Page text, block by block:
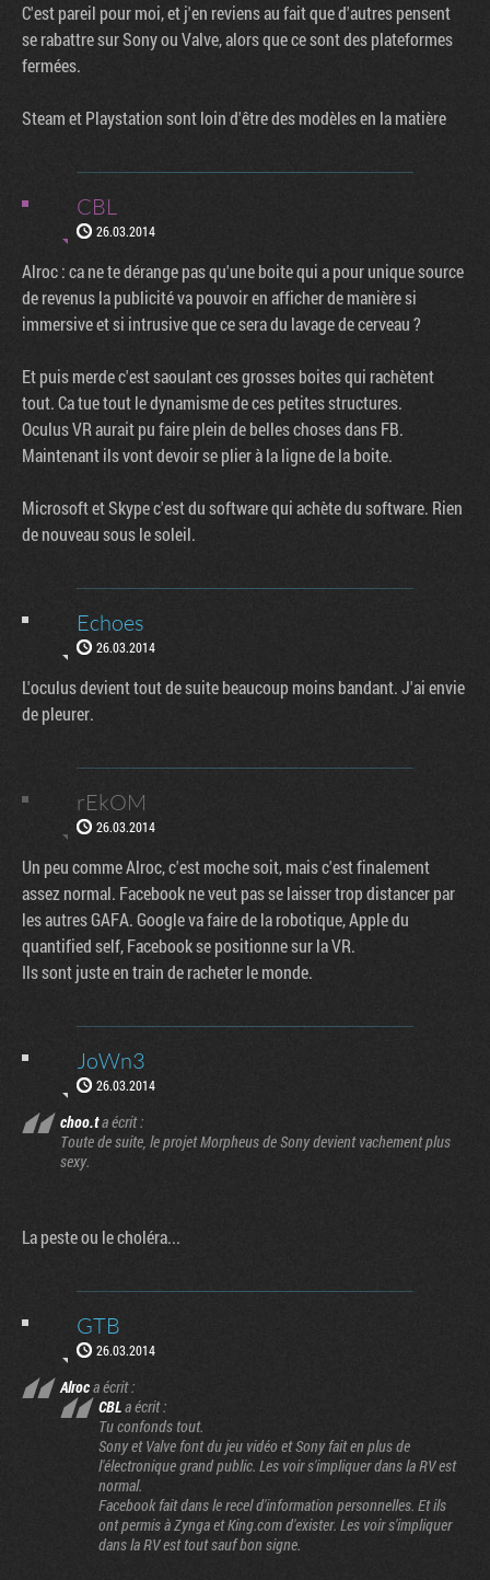
C'est pareil pour moi, et j'en reviens au fait que d'autres pensent
se rabattre sur Sony ou Valve, alors que ce sont des plateformes
fermées.
Steam et Playstation sont loin d'être des modèles en la matière
CBL
26.03.2014
Alroc : ca ne te dérange pas qu'une boite qui a pour unique source
de revenus la publicité va pouvoir en afficher de manière si
immersive et si intrusive que ce sera du lavage de cerveau ?
Et puis merde c'est saoulant ces grosses boites qui rachètent
tout. Ca tue tout le dynamisme de ces petites structures.
Oculus VR aurait pu faire plein de belles choses dans FB.
Maintenant ils vont devoir se plier à la ligne de la boite.
Microsoft et Skype c'est du software qui achète du software. Rien
de nouveau sous le soleil.
Echoes
26.03.2014
L'oculus devient tout de suite beaucoup moins bandant. J'ai envie
de pleurer.
rEkOM
26.03.2014
Un peu comme Alroc, c'est moche soit, mais c'est finalement
assez normal. Facebook ne veut pas se laisser trop distancer par
les autres GAFA. Google va faire de la robotique, Apple du
quantified self, Facebook se positionne sur la VR.
Ils sont juste en train de racheter le monde.
JoWn3
26.03.2014
choo.ta écrit :
Toute de suite, le projet Morpheus de Sony devient vachement plus
sexy.
La peste ou le choléra...
GTB
26.03.2014
Alroca écrit :
CBLa écrit :
Tu confonds tout.
Sony et Valve font du jeu vidéo et Sony fait en plus de
l'électronique grand public. Les voir s'impliquer dans la RV est
normal.
Facebook fait dans le recel d'information personnelles. Et ils
ont permis à Zynga et King.com d'exister. Les voir s'impliquer
dans la RV est tout sauf bon signe.
Factornews